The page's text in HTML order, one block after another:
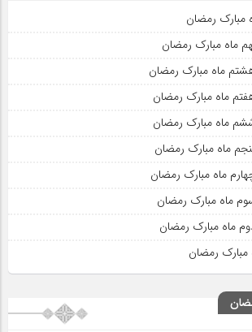
مبارک رمضان
ماه مبارک رمضان
ماه مبارک رمضان
ماه مبارک رمضان
ماه مبارک رمضان
ماه مبارک رمضان
ماه مبارک رمضان
ماه مبارک رمضان
ماه مبارک رمضان
مبارک رمضان